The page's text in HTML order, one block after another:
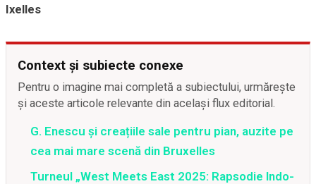
Ixelles
Context și subiecte conexe
Pentru o imagine mai completă a subiectului, urmărește
și aceste articole relevante din același flux editorial.
G. Enescu și creațiile sale pentru pian, auzite pe
cea mai mare scenă din Bruxelles
Turneul „West Meets East 2025: Rapsodie Indo-